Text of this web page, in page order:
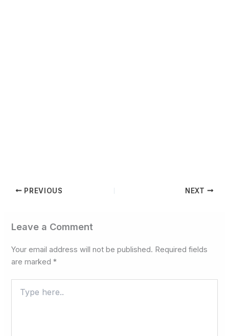
PREVIOUS NEXT
Leave a Comment
Your email address will not be published. Required fields
are marked*
here..